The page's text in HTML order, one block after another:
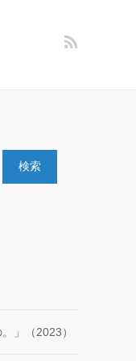
検索
」（2023）